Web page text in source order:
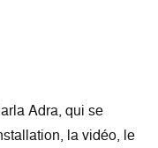
Adra, qui se
la vidéo, le